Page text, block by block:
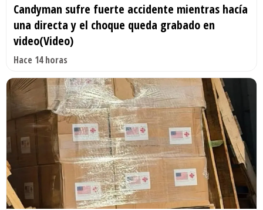
Candyman sufre fuerte accidente mientras hacía
una directa y el choque queda grabado en
video(Video)
Hace 14 horas